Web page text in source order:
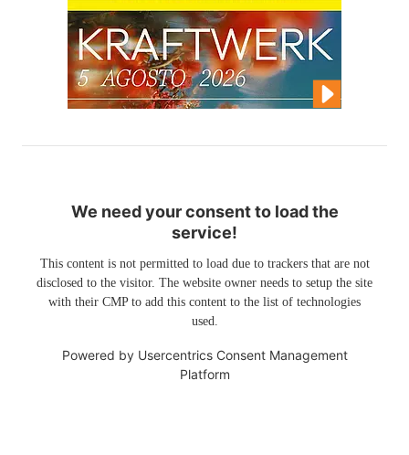
We need your consent to load the
service!
This content is not permitted to load due to trackers that are not
disclosed to the visitor. The website owner needs to setup the site
with their CMP to add this content to the list of technologies
used.
Powered by Usercentrics Consent Management
Platform